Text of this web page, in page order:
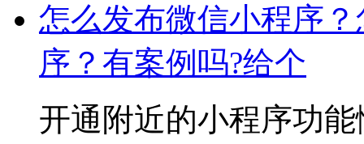
怎么发布微信小程序
序？有案例吗?给个
开通附近的小程序功